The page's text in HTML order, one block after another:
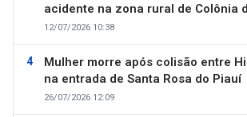
acidente na zona rural de Colônia
12/07/2026 10:38
Mulher morre após colisão entre
na entrada de Santa Rosa do Piauí
26/07/2026 12:09